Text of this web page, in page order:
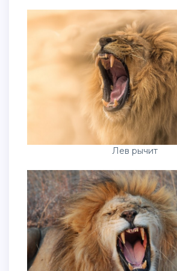
Лев рычит